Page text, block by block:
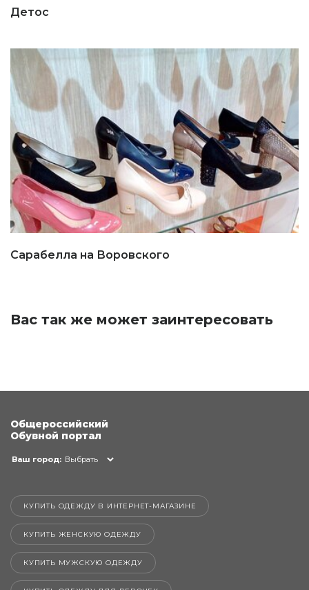
Детос
Сарабелла на Воровского
Вас так же может заинтересовать
Общероссийский
Обувной портал
Ваш город: Выбрать
КУПИТЬ ОДЕЖДУ В ИНТЕРНЕТ-МАГАЗИНЕ
КУПИТЬ ЖЕНСКУЮ ОДЕЖДУ
КУПИТЬ МУЖСКУЮ ОДЕЖДУ